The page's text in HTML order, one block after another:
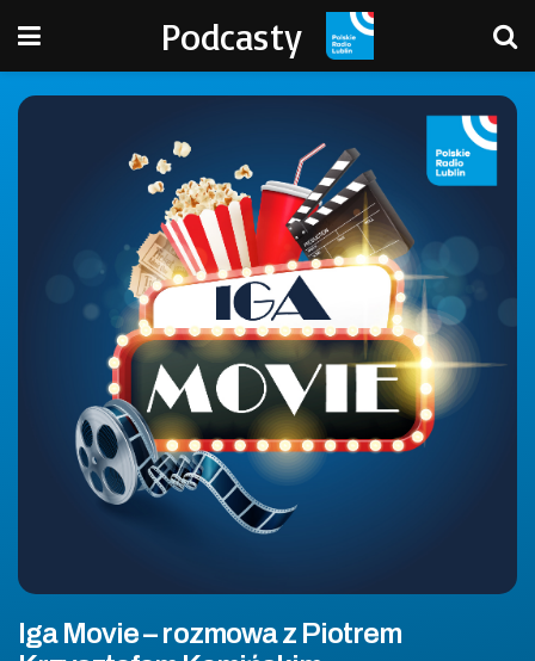
Podcasty
Iga Movie – rozmowa z Piotrem